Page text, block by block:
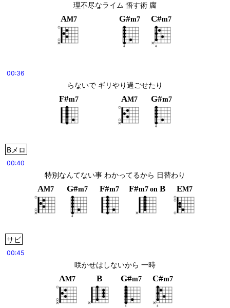
理不尽なライム 悟す術 腐
AM7 G#m7 C#m7
00:36
らないで ギリやり過ごせたり
F#m7 AM7 G#m7
Bメロ
00:40
特別なんてない事 わかってるから 日替わり
AM7 G#m7 F#m7 F#m7 on B EM7
サビ
00:45
咲かせはしないから 一時
AM7 B G#m7 C#m7